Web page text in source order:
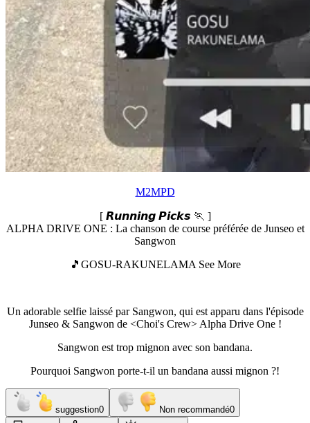
M2MPD
[ 𝙍𝙪𝙣𝙣𝙞𝙣𝙜 𝙋𝙞𝙘𝙠𝙨 🏃 ]
ALPHA DRIVE ONE : La chanson de course préférée de Junseo et
Sangwon
🎵GOSU-RAKUNELAMA See More
Un adorable selfie laissé par Sangwon, qui est apparu dans l'épisode
Junseo & Sangwon de <Choi's Crew> Alpha Drive One !
Sangwon est trop mignon avec son bandana.
Pourquoi Sangwon porte-t-il un bandana aussi mignon ?!
suggestion0 Non recommandé0